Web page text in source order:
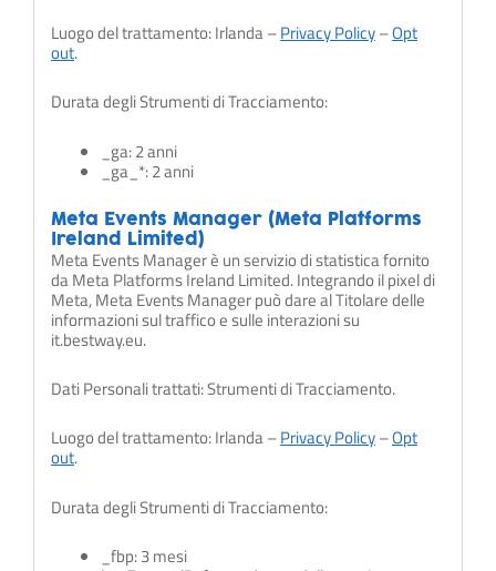
Luogo del trattamento: Irlanda –Privacy Policy–Opt
out.
Durata degli Strumenti di Tracciamento:
_ga: 2 anni
_ga_*: 2 anni
Meta Events Manager (Meta Platforms
Ireland Limited)
Meta Events Manager è un servizio di statistica fornito
da Meta Platforms Ireland Limited. Integrando il pixel di
Meta, Meta Events Manager può dare al Titolare delle
informazioni sul traffico e sulle interazioni su
it.bestway.eu.
Dati Personali trattati: Strumenti di Tracciamento.
Luogo del trattamento: Irlanda –Privacy Policy–Opt
out.
Durata degli Strumenti di Tracciamento:
_fbp: 3 mesi